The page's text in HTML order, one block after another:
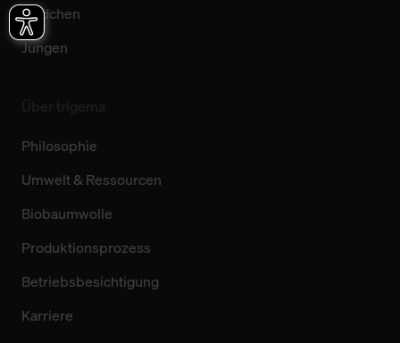
Mädchen
Jungen
Philosophie
Umwelt & Ressourcen
Biobaumwolle
Produktionsprozess
Betriebsbesichtigung
Karriere